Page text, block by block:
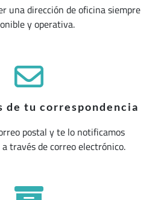
una dirección de oficina siempre
y operativa.
de tu correspondencia
postal y te lo notificamos
través de correo electrónico.